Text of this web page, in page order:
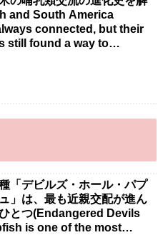
and South America
connected, but their
still found a way to
「デビルズ・ホール・パプ
」は、最も近親交配が進ん
とつ(Endangered Devils
is one of the most